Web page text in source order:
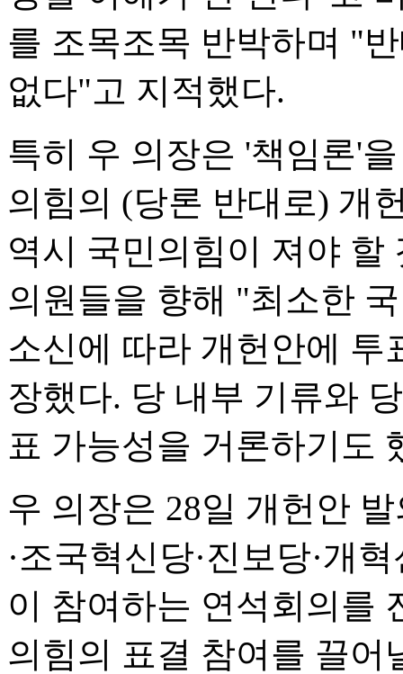
를 조목조목 반박하며 "
없다"고 지적했다.
특히 우 의장은 '책임론'
의힘의 (당론 반대로) 개
역시 국민의힘이 져야
의원들을 향해 "최소한
소신에 따라 개헌안에
장했다. 당 내부 기류와
표 가능성을 거론하기도
우 의장은 28일 개헌안
·조국혁신당·진보당·개
이 참여하는 연석회의를
의힘의 표결 참여를 끌어